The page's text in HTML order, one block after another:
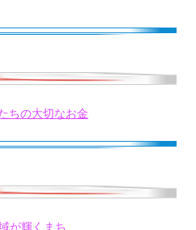
ちの大切なお金
が輝くまち